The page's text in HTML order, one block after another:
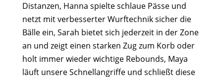
Distanzen, Hanna spielte schlaue Pässe und
netzt mit verbesserter Wurftechnik sicher die
Bälle ein, Sarah bietet sich jederzeit in der Zone
an und zeigt einen starken Zug zum Korb oder
holt immer wieder wichtige Rebounds, Maya
läuft unsere Schnellangriffe und schließt diese